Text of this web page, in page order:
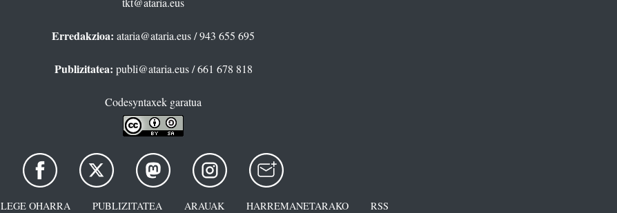
Erredakzioa: ataria@ataria.eus/ 943 655 695
Publizitatea: publi@ataria.eus/ 661 678 818
Codesyntaxek garatua
LEGE OHARRA PUBLIZITATEA ARAUAK HARREMANETARAKO RSS